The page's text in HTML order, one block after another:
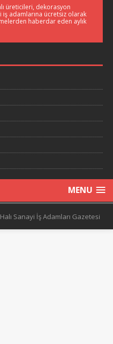
üreticileri, dekorasyon
adamlarına ücretsiz olarak
haberdar eden aylık
MENU
Halı Sanayi İş Adamları Gazetesi